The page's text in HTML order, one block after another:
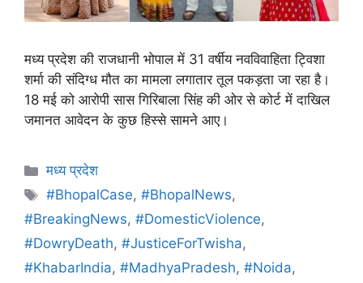
मध्य प्रदेश की राजधानी भोपाल में 31 वर्षीय नवविवाहिता ट्विशा
शर्मा की संदिग्ध मौत का मामला लगातार तूल पकड़ता जा रहा है।
18 मई को आरोपी सास गिरिबाला सिंह की ओर से कोर्ट में दाखिल
जमानत आवेदन के कुछ हिस्से सामने आए।
मध्य प्रदेश
#BhopalCase,#BhopalNews,
#BreakingNews, #DomesticViolence,
#DowryDeath, #JusticeForTwisha,
#KhabarIndia, #MadhyaPradesh, #Noida,